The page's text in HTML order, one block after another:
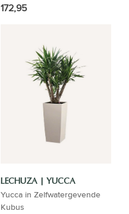
172,95
LECHUZA | YUCCA
Yucca in Zelfwatergevende
Kubus